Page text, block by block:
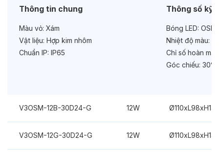
Thông tin chung
Màu vỏ: Xám
Vật liệu: Hợp kim nhôm
Chuẩn IP: IP65
Thông số kỹ
Bóng LED:
Nhiệt độ màu:
Chỉ số hoàn
Góc chiếu: 30°
V3OSM-12B-30D24-G 12W
V3OSM-12G-30D24-G 12W